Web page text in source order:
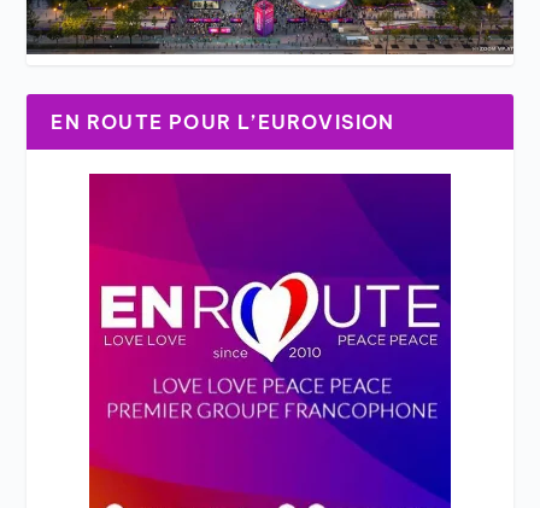
EN ROUTE POUR L’EUROVISION